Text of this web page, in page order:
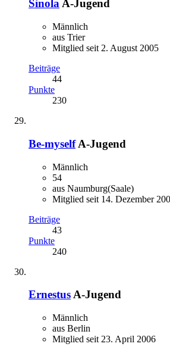
SinolaA-Jugend
Männlich
aus Trier
Mitglied seit 2. August 2005
Beiträge
44
Punkte
230
Be-myself A-Jugend
Männlich
54
aus Naumburg(Saale)
Mitglied seit 14. Dezember
Beiträge
43
Punkte
240
ErnestusA-Jugend
Männlich
aus Berlin
Mitglied seit 23. April 2006